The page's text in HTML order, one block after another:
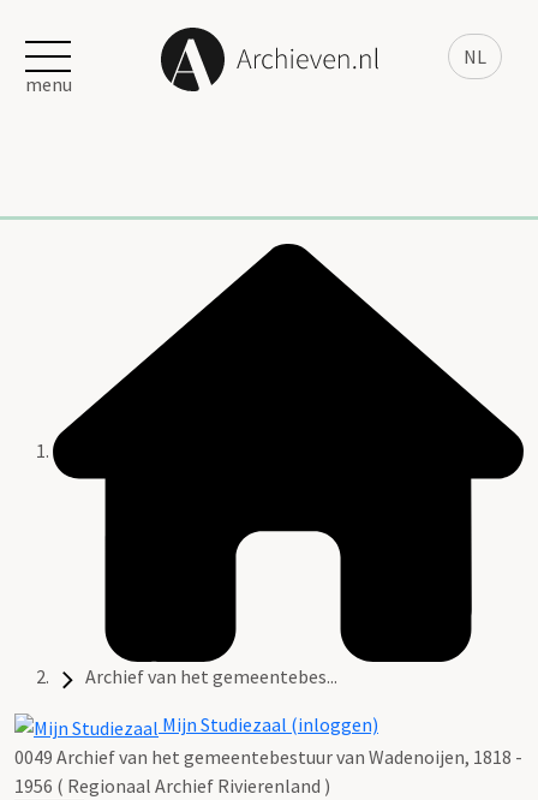
NL
menu
Archief van het gemeentebes...
Mijn Studiezaal (inloggen)
0049 Archief van het gemeentebestuur van Wadenoijen, 1818 -
1956 ( Regionaal Archief Rivierenland )